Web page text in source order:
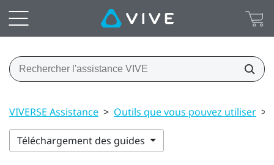
VIVERSE Assistance > Outils que vous pouvez utiliser >
Téléchargement des guides